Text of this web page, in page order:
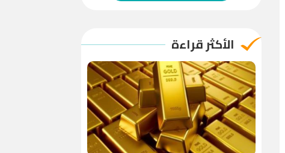
الدينار الأردني
-1.0000
-1.0000
الأكثر قراءة